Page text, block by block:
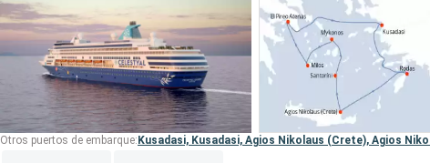
Otros puertos de embarque: Kusadasi, Kusadasi, Agios Nikolaus (Crete), Agios